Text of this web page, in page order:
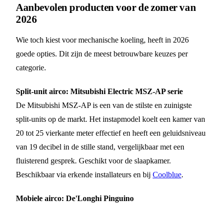
Aanbevolen producten voor de zomer van
2026
Wie toch kiest voor mechanische koeling, heeft in 2026
goede opties. Dit zijn de meest betrouwbare keuzes per
categorie.
Split-unit airco: Mitsubishi Electric MSZ-AP serie
De Mitsubishi MSZ-AP is een van de stilste en zuinigste
split-units op de markt. Het instapmodel koelt een kamer van
20 tot 25 vierkante meter effectief en heeft een geluidsniveau
van 19 decibel in de stille stand, vergelijkbaar met een
fluisterend gesprek. Geschikt voor de slaapkamer.
Beschikbaar via erkende installateurs en bij Coolblue.
Mobiele airco: De'Longhi Pinguino